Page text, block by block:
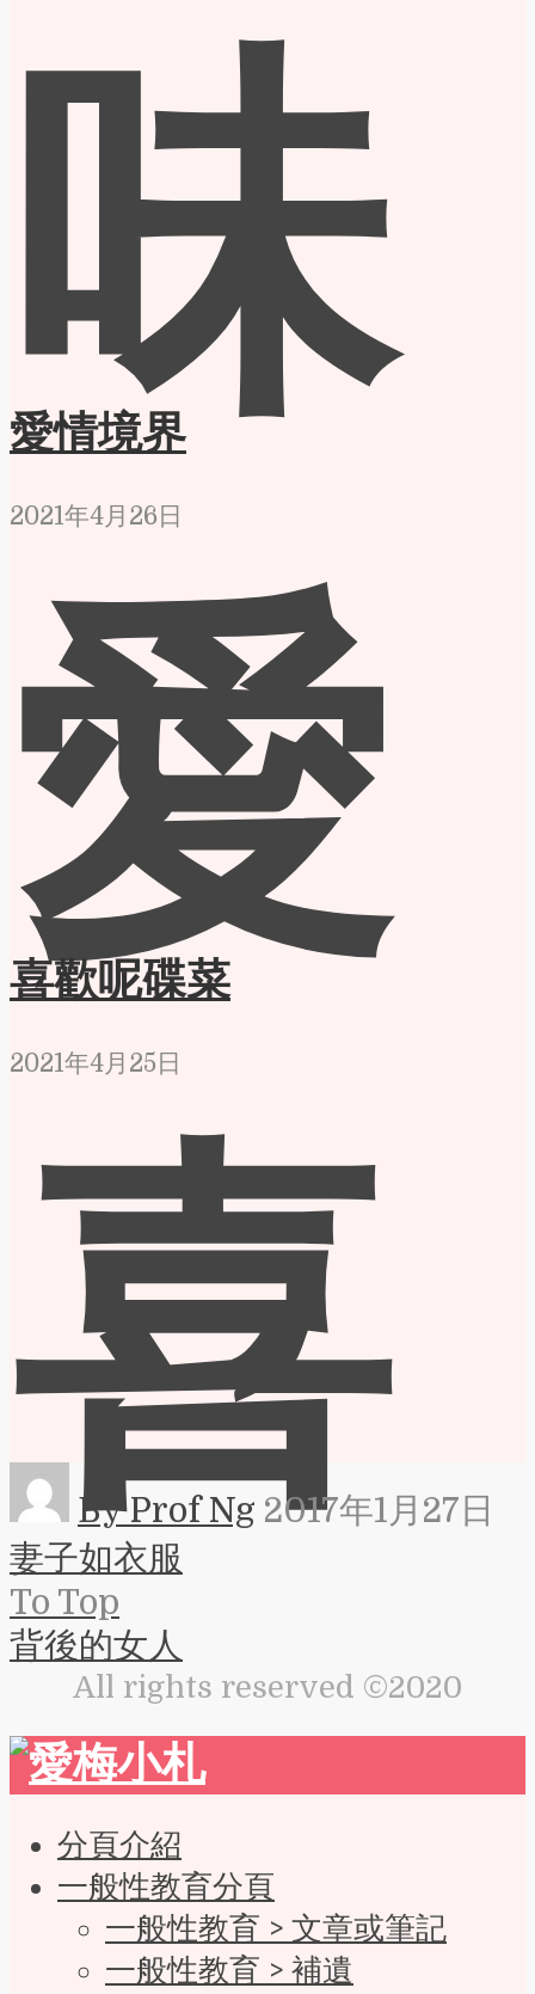
味
愛情境界
2021年4月26日
愛
喜歡呢碟菜
2021年4月25日
喜
By Prof Ng 2017年1月27日
妻子如衣服
To Top
背後的女人
All rights reserved ©2020
分頁介紹
一般性教育分頁
一般性教育 > 文章或筆記
一般性教育 > 補遺